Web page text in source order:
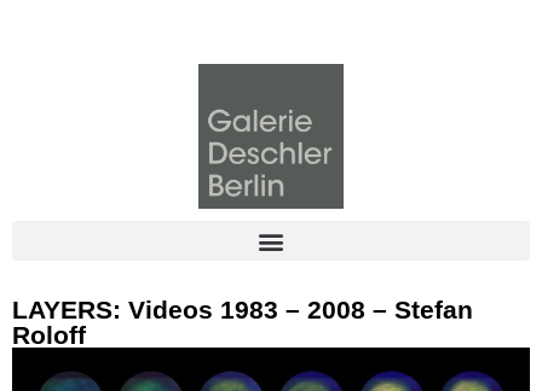
LAYERS: Videos 1983 – 2008 – Stefan
Roloff